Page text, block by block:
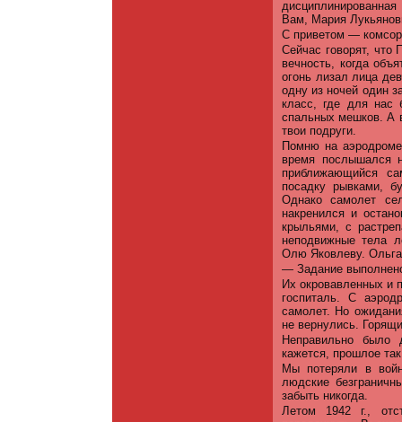
Вам, Мария
С приветом —
Сейчас говорят,
вечность, когда
огонь лизал лица
одну из ночей один
класс, где для нас
спальных мешков. А
твои подруги.
Помню на аэродроме
время послышался
приближающийся
посадку рывками,
Однако самолет
накренился и
крыльями, с
неподвижные тела
Олю Яковлеву. Ольга
— Задание
Их окровавленных и
госпиталь. С
самолет. Но
не вернулись.
Неправильно было
кажется, прошлое
Мы потеряли в
людские
забыть никогда.
Летом 1942 г.,